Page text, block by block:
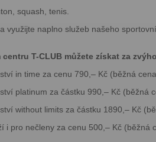
squash, tenis.
využijte naplno služeb našeho
T-CLUB můžete získat za
in time za cenu 790,– Kč (běžná
platinum za částku 990,– Kč (běžná
without limits za částku 1890,– Kč
i pro nečleny za cenu 500,– Kč (běžná